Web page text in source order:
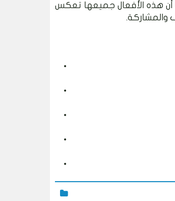
أن هذه الأفعال جميعها تعكس
والمشاركة.